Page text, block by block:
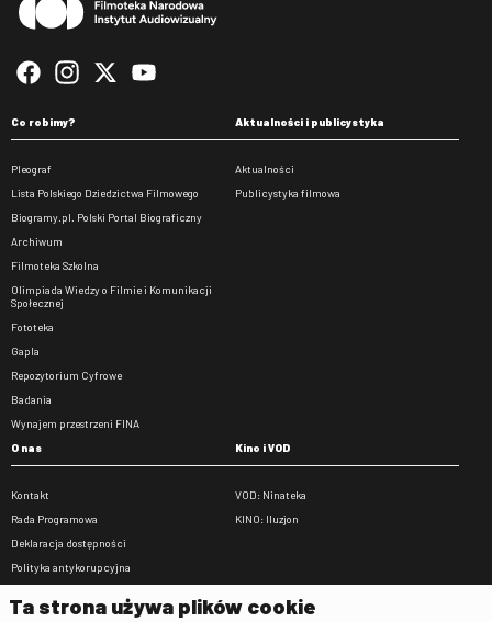
Co robimy?
Pleograf
Lista Polskiego Dziedzictwa Filmowego
Biogramy.pl. Polski Portal Biograficzny
Archiwum
Filmoteka Szkolna
Olimpiada Wiedzy o Filmie i Komunikacji
Społecznej
Fototeka
Gapla
Repozytorium Cyfrowe
Badania
Wynajem przestrzeni FINA
Aktualności i publicystyka
Aktualności
Publicystyka filmowa
O nas
Kontakt
Rada Programowa
Deklaracja dostępności
Polityka antykorupcyjna
Zamówienia publiczne
Kino i VOD
VOD: Ninateka
KINO: Iluzjon
Ta strona używa plików cookie